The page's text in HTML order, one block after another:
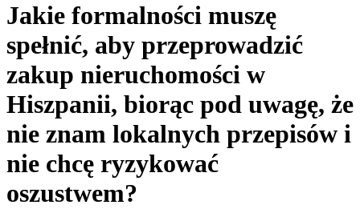
Jakie formalności muszę
spełnić, aby przeprowadzić
zakup nieruchomości w
Hiszpanii, biorąc pod uwagę, że
nie znam lokalnych przepisów i
nie chcę ryzykować
oszustwem?